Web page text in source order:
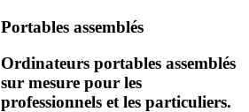
Portables assemblés
Ordinateurs portables assemblés
sur mesure pour les
professionnels et les particuliers.